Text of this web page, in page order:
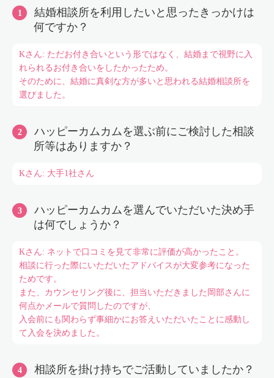
結婚相談所を利用したいと思ったきっかけは
何ですか？
Kさん: ただお付き合いという形ではなく、結婚まで視野に入
れられるお付き合いをしたかったため。
そのために、結婚に真剣な方が多いと思われる結婚相談所を
選びました。
ハッピーカムカムを選ぶ前にご検討した相談
所等はありますか？
Kさん: 大手1社さん
ハッピーカムカムを選んでいただいた決め手
は何でしょうか？
Kさん: ネットで口コミを見て非常に評価が高かったこと。
相談に行った際にいただいたアドバイスが大変参考になった
ためです。
また、カウンセリング後に、担当いただきました岡部さんに
何点かメールで質問したのですが、
入会前にも関わらず事細かにお答えいただいたことに感動し
て入会を決めました。
相談所を掛け持ちでご活動していましたか？